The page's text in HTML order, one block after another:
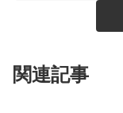
関連記事